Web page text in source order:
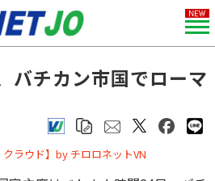
バチカン市国でローマ
クラウド】by チロロネットVN